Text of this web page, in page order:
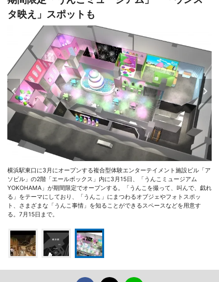
タ映え」スポットも
横浜駅東口に3月にオープンする複合型体験エンターテイメント施設ビル「ア
ソビル」の2階「エールボックス」内に3月15日、「うんこミュージアム
YOKOHAMA」が期間限定でオープンする。「うんこを撮って、叫んで、戯れ
る」をテーマにしており、「うんこ」にまつわるオブジェやフォトスポッ
ト、さまざまな「うんこ事情」を知ることができるスペースなどを用意す
る。7月15日まで。